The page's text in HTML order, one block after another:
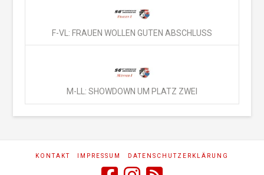
F-VL: FRAUEN WOLLEN GUTEN ABSCHLUSS
M-LL: SHOWDOWN UM PLATZ ZWEI
KONTAKT IMPRESSUM DATENSCHUTZERKLÄRUNG